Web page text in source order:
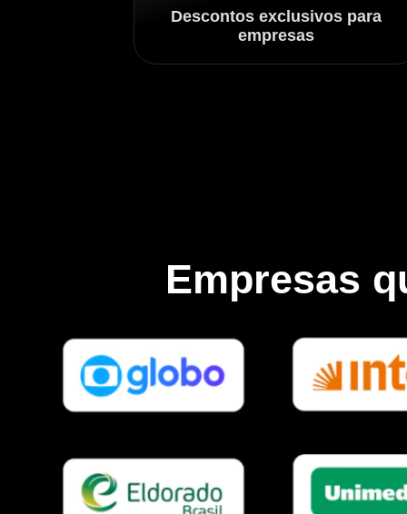
Descontos exclusivos para
empresas
Empresas